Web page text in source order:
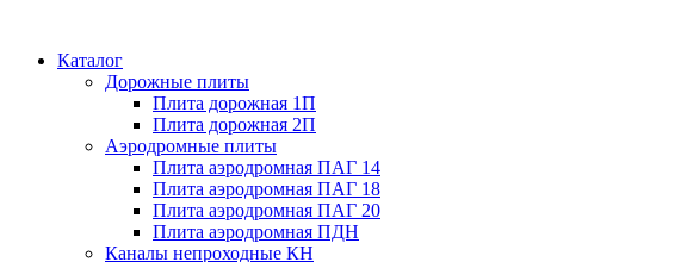
Каталог
Дорожные плиты
Плита дорожная 1П
Плита дорожная 2П
Аэродромные плиты
Плита аэродромная ПАГ 14
Плита аэродромная ПАГ 18
Плита аэродромная ПАГ 20
Плита аэродромная ПДН
Каналы непроходные КН